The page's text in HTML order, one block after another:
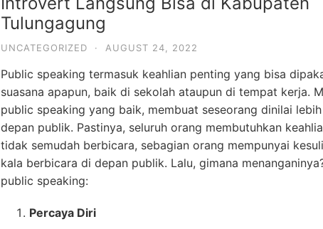
Tulungagung
UNCATEGORIZED · AUGUST 24, 2022
Public speaking termasuk keahlian penting yang bisa
suasana apapun, baik di sekolah ataupun di tempat kerja.
public speaking yang baik, membuat seseorang dinilai
depan publik. Pastinya, seluruh orang membutuhkan
tidak semudah berbicara, sebagian orang mempunyai
kala berbicara di depan publik. Lalu, gimana
public speaking:
Percaya Diri